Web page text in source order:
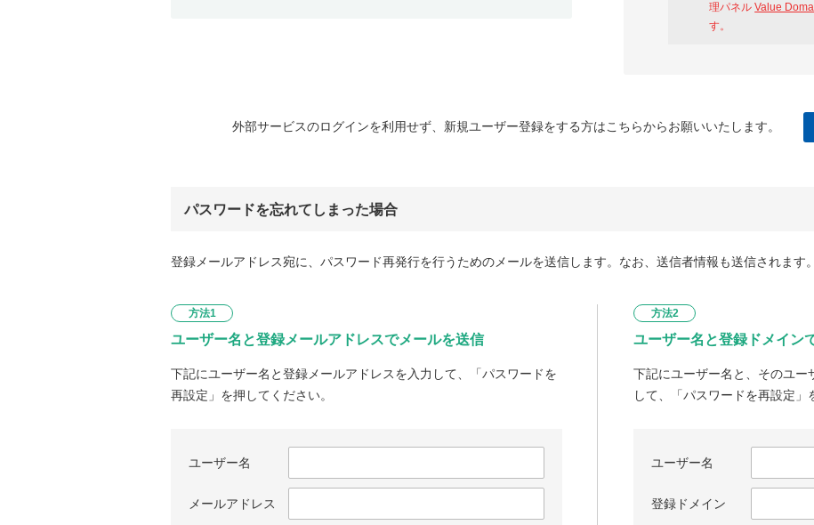
理パネルValue
す。
外部サービスのログインを利用せず、新規ユーザー登録をする方はこちらからお願いいたします。
パスワードを忘れてしまった場合
登録メールアドレス宛に、パスワード再発行を行うためのメールを送信します。なお、送信者情報も送信されます。
方法1
ユーザー名と登録メールアドレスでメールを送信
下記にユーザー名と登録メールアドレスを入力して、「パスワードを
再設定」を押してください。
ユーザー名
メールアドレス
方法2
ユーザー名と登録ドメイン
下記にユーザー名と、そのユー
して、「パスワードを再設定」
ユーザー名
登録ドメイン